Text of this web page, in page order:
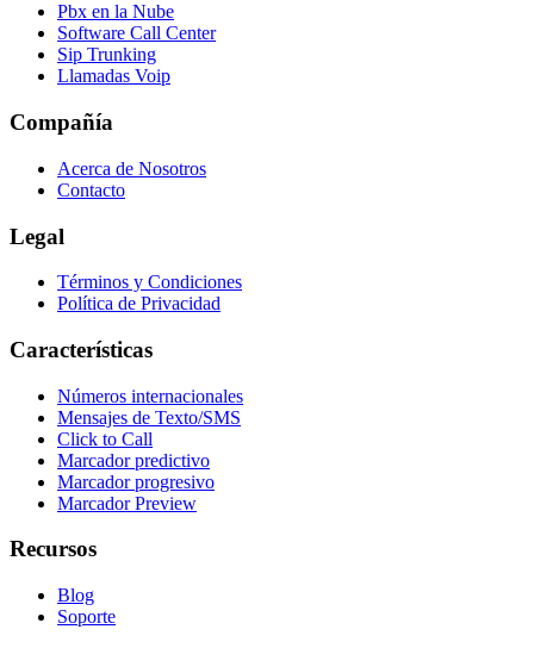
Pbx en la Nube
Software Call Center
Sip Trunking
Llamadas Voip
Compañía
Acerca de Nosotros
Contacto
Legal
Términos y Condiciones
Política de Privacidad
Características
Números internacionales
Mensajes de Texto/SMS
Click to Call
Marcador predictivo
Marcador progresivo
Marcador Preview
Recursos
Blog
Soporte